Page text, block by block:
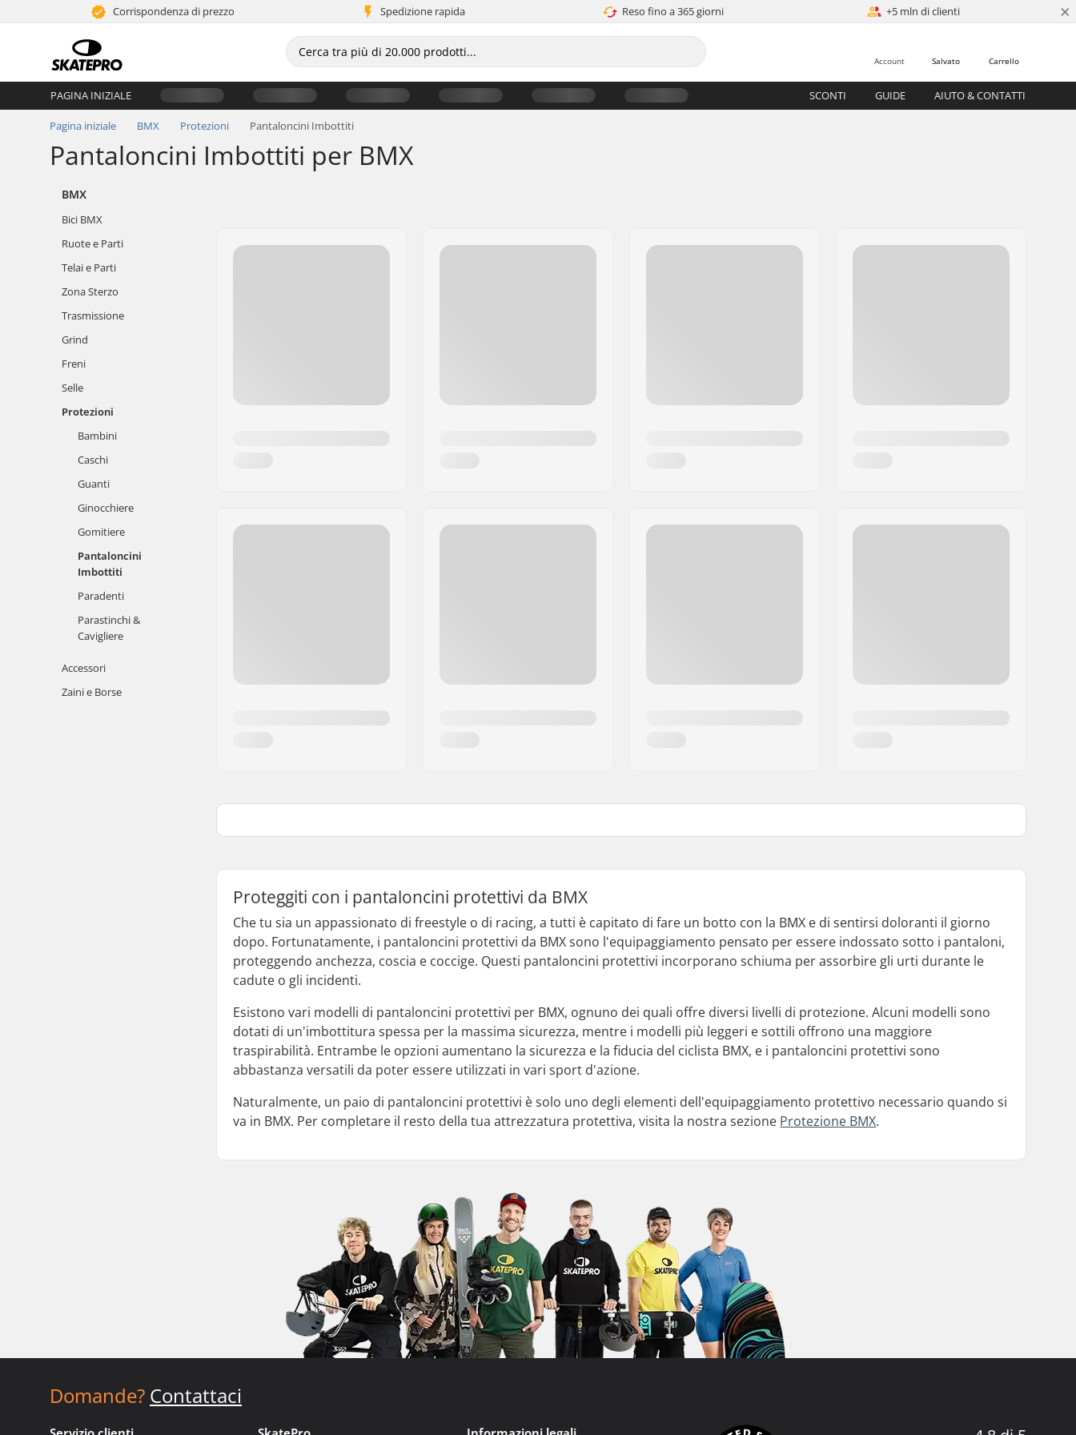
Corrispondenza di prezzo Spedizione rapida Reso fino a 365 giorni +5 mln di clienti ×
Carrello
Salvato
Account
PAGINA INIZIALE SCONTI GUIDE AIUTO & CONTATTI
Pagina iniziale BMX Protezioni Pantaloncini Imbottiti
Pantaloncini Imbottiti per BMX
BMX
Bici BMX
Ruote e Parti
Telai e Parti
Zona Sterzo
Trasmissione
Grind
Freni
Selle
Protezioni
Bambini
Caschi
Guanti
Ginocchiere
Gomitiere
Pantaloncini
Imbottiti
Paradenti
Parastinchi &
Cavigliere
Accessori
Zaini e Borse
Proteggiti con i pantaloncini protettivi da BMX
Che tu sia un appassionato di freestyle o di racing, a tutti è capitato di fare un botto con la BMX e di sentirsi doloranti il giorno
dopo. Fortunatamente, i pantaloncini protettivi da BMX sono l'equipaggiamento pensato per essere indossato sotto i pantaloni,
proteggendo anchezza, coscia e coccige. Questi pantaloncini protettivi incorporano schiuma per assorbire gli urti durante le
cadute o gli incidenti.
Esistono vari modelli di pantaloncini protettivi per BMX, ognuno dei quali offre diversi livelli di protezione. Alcuni modelli sono
dotati di un'imbottitura spessa per la massima sicurezza, mentre i modelli più leggeri e sottili offrono una maggiore
traspirabilità. Entrambe le opzioni aumentano la sicurezza e la fiducia del ciclista BMX, e i pantaloncini protettivi sono
abbastanza versatili da poter essere utilizzati in vari sport d'azione.
Naturalmente, un paio di pantaloncini protettivi è solo uno degli elementi dell'equipaggiamento protettivo necessario quando si
va in BMX. Per completare il resto della tua attrezzatura protettiva, visita la nostra sezione Protezione BMX.
Domande? Contattaci